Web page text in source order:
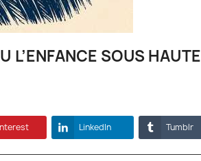
L’ENFANCE SOUS HAUTE
LinkedIn Tumblr